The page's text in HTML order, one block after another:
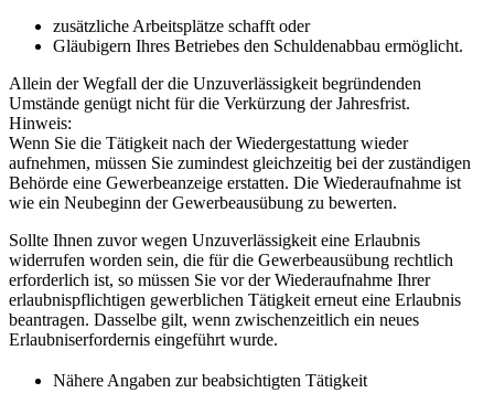
zusätzliche Arbeitsplätze schafft oder
Gläubigern Ihres Betriebes den Schuldenabbau ermöglicht.
Allein der Wegfall der die Unzuverlässigkeit begründenden
Umstände genügt nicht für die Verkürzung der Jahresfrist.
Hinweis:
Wenn Sie die Tätigkeit nach der Wiedergestattung wieder
aufnehmen, müssen Sie zumindest gleichzeitig bei der zuständigen
Behörde eine Gewerbeanzeige erstatten. Die Wiederaufnahme ist
wie ein Neubeginn der Gewerbeausübung zu bewerten.
Sollte Ihnen zuvor wegen Unzuverlässigkeit eine Erlaubnis
widerrufen worden sein, die für die Gewerbeausübung rechtlich
erforderlich ist, so müssen Sie vor der Wiederaufnahme Ihrer
erlaubnispflichtigen gewerblichen Tätigkeit erneut eine Erlaubnis
beantragen. Dasselbe gilt, wenn zwischenzeitlich ein neues
Erlaubniserfordernis eingeführt wurde.
Nähere Angaben zur beabsichtigten Tätigkeit